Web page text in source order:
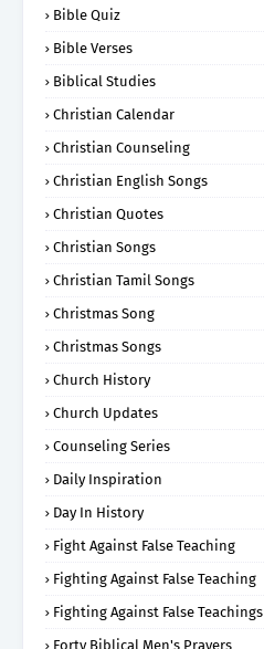
Bible Quiz
Bible Verses
Biblical Studies
Christian Calendar
Christian Counseling
Christian English Songs
Christian Quotes
Christian Songs
Christian Tamil Songs
Christmas Song
Christmas Songs
Church History
Church Updates
Counseling Series
Daily Inspiration
Day In History
Fight Against False Teaching
Fighting Against False Teaching
Fighting Against False Teachings
Forty Biblical Men's Prayers